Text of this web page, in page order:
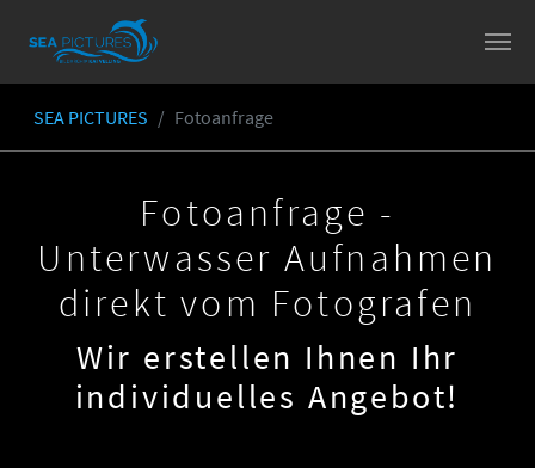
Skip to main content
You are here:
SEA PICTURES Fotoanfrage
Fotoanfrage -
Unterwasser Aufnahmen
direkt vom Fotografen
Wir erstellen Ihnen Ihr
individuelles Angebot!